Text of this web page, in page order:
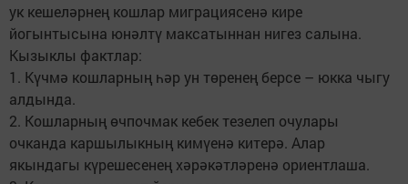
ук кешеләрнең кошлар миграциясенә кире
йогынтысына юнәлтү максатыннан нигез салына.
Кызыклы фактлар:
1. Күчмә кошларның һәр ун төренең берсе – юкка чыгу
алдында.
2. Кошларның өчпочмак кебек тезелеп очулары
очканда каршылыкның кимүенә китерә. Алар
якындагы күрешесенең хәрәкәтләренә ориентлаша.